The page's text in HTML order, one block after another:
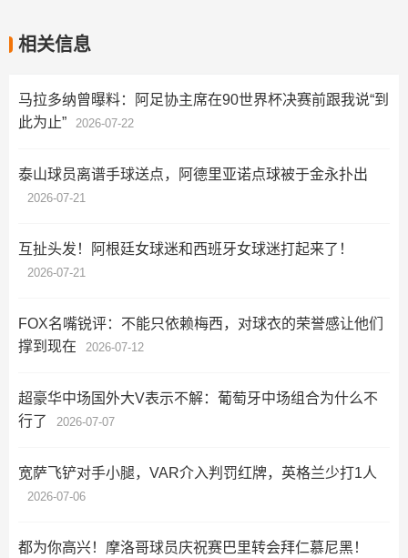
相关信息
马拉多纳曾曝料：阿足协主席在90世界杯决赛前跟我说“到
此为止”
2026-07-22
泰山球员离谱手球送点，阿德里亚诺点球被于金永扑出
2026-07-21
互扯头发！阿根廷女球迷和西班牙女球迷打起来了！
2026-07-21
FOX名嘴锐评：不能只依赖梅西，对球衣的荣誉感让他们
撑到现在
2026-07-12
超豪华中场国外大V表示不解：葡萄牙中场组合为什么不
行了
2026-07-07
宽萨飞铲对手小腿，VAR介入判罚红牌，英格兰少打1人
2026-07-06
都为你高兴！摩洛哥球员庆祝赛巴里转会拜仁慕尼黑！